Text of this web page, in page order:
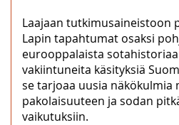
Laajaan tutkimusaineistoon
Lapin tapahtumat osaksi
eurooppalaista
vakiintuneita käsityksiä
se tarjoaa uusia näkökulmia
pakolaisuuteen ja sodan
vaikutuksiin.